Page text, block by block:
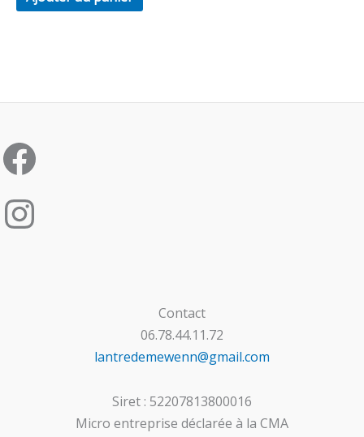
Contact
06.78.44.11.72
lantredemewenn@gmail.com
Siret : 52207813800016
Micro entreprise déclarée à la CMA